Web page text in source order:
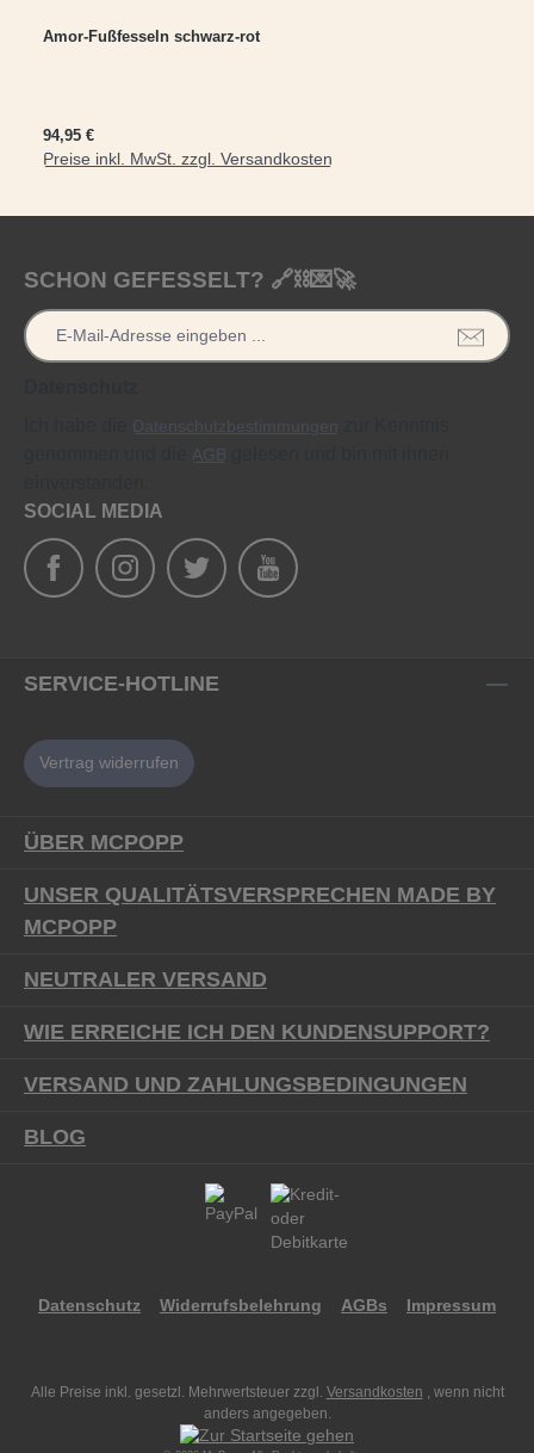
Amor-Fußfesseln schwarz-rot
Regulärer Preis:
94,95 €
Preise inkl. MwSt. zzgl. Versandkosten
In den Warenkorb
SCHON GEFESSELT? 🔗⛓️💌🚀
Datenschutzbestimmungen
AGB
SOCIAL MEDIA
SERVICE-HOTLINE
Vertrag widerrufen
ÜBER MCPOPP
UNSER QUALITÄTSVERSPRECHEN MADE BY
MCPOPP
NEUTRALER VERSAND
WIE ERREICHE ICH DEN KUNDENSUPPORT?
VERSAND UND ZAHLUNGSBEDINGUNGEN
BLOG
Datenschutz Widerrufsbelehrung AGBs Impressum
Alle Preise inkl. gesetzl. Mehrwertsteuer zzgl. Versandkosten , wenn nicht
anders angegeben.